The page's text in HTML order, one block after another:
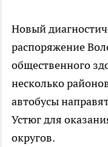
Новый
распоряжение
общественного
несколько
автобусы
Устюг для
округов.